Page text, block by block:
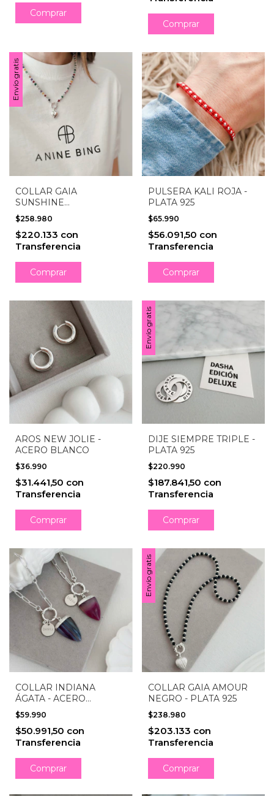
Envío gratis
COLLAR GAIA
SUNSHINE
MULTICOLOR - PLATA
925
$258.980
$220.133 con
Transferencia
PULSERA KALI ROJA -
PLATA 925
$65.990
$56.091,50 con
Transferencia
AROS NEW JOLIE -
ACERO BLANCO
$36.990
$31.441,50 con
Transferencia
Envío gratis
DIJE SIEMPRE TRIPLE -
PLATA 925
$220.990
$187.841,50 con
Transferencia
Comprar
COLLAR INDIANA
ÁGATA - ACERO
BLANCO
$59.990
$50.991,50 con
Transferencia
Comprar
Envío gratis
COLLAR GAIA AMOUR
NEGRO - PLATA 925
$238.980
$203.133 con
Transferencia
Comprar